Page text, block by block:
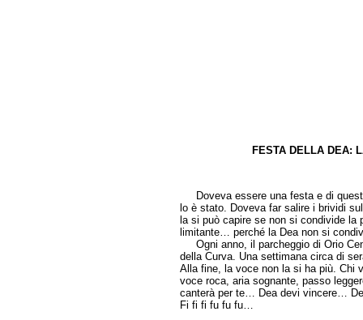
FESTA DELLA DEA:
Doveva essere una festa e di
lo è stato. Doveva far salire i brividi
la si può capire se non si condivide la
limitante… perché la Dea non si
Ogni anno, il parcheggio di Orio
della Curva. Una settimana circa di
Alla fine, la voce non la si ha più. Chi
voce roca, aria sognante, passo
canterà per te… Dea devi vincere…
Fi fi fi fu fu fu…